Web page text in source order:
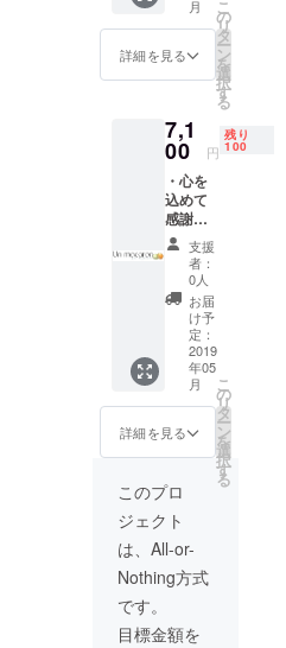
ブランド化
人が身近な
て欲しいと
考えます。
始めは通信
販売を行
い、将来は
洋服店を
openするこ
とが夢で
Parisマ
グネッ
ト ・
Cavapa
引で購
入プレ
ゼント
月
詳細を見る
こ
の
リ
タ
ー
ン
を
選
択
す
る
7,1
00 円
残り
100
・心を
込めて
感謝の
メッ
セージ
・Tシャ
ツ２
枚
Macaro
n (男
性用か
女性
用、ご
希望を
記載し
い) ・
Cavapa
risで
10％割
引で購
入プレ
支援
者：
0人
お届
け予
定：
2019
年05
月
詳細を見る
こ
の
リ
タ
ー
ン
を
選
択
す
る
このプロ
ジェクト
は、All-or-
Nothing方式
です。
目標金額を